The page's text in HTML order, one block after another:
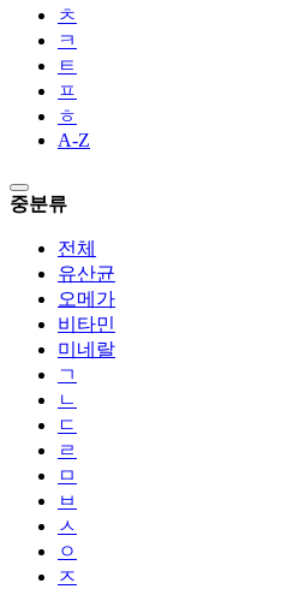
ㅊ
ㅋ
ㅌ
ㅍ
ㅎ
A-Z
중분류
전체
유산균
오메가
비타민
미네랄
ㄱ
ㄴ
ㄷ
ㄹ
ㅁ
ㅂ
ㅅ
ㅇ
ㅈ